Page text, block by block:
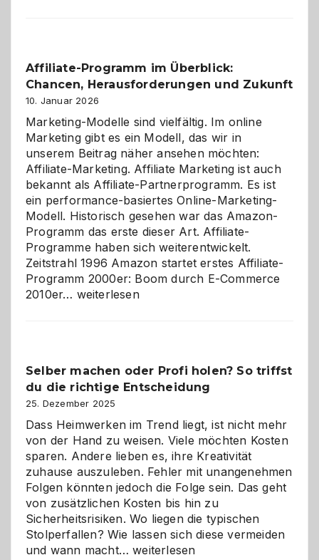
Affiliate-Programm im Überblick:
Chancen, Herausforderungen und Zukunft
10. Januar 2026
Marketing-Modelle sind vielfältig. Im online
Marketing gibt es ein Modell, das wir in
unserem Beitrag näher ansehen möchten:
Affiliate-Marketing. Affiliate Marketing ist auch
bekannt als Affiliate-Partnerprogramm. Es ist
ein performance-basiertes Online-Marketing-
Modell. Historisch gesehen war das Amazon-
Programm das erste dieser Art. Affiliate-
Programme haben sich weiterentwickelt.
Zeitstrahl 1996 Amazon startet erstes Affiliate-
Programm 2000er: Boom durch E-Commerce
2010er… Affiliate-
Herausforderungen
und
Zukunft
weiterlesen
Selber machen oder Profi holen? So triffst
du die richtige Entscheidung
25. Dezember 2025
Dass Heimwerken im Trend liegt, ist nicht mehr
von der Hand zu weisen. Viele möchten Kosten
sparen. Andere lieben es, ihre Kreativität
zuhause auszuleben. Fehler mit unangenehmen
Folgen könnten jedoch die Folge sein. Das geht
von zusätzlichen Kosten bis hin zu
Sicherheitsrisiken. Wo liegen die typischen
Stolperfallen? Wie lassen sich diese vermeiden
und wann macht…Selber
weiterlesen